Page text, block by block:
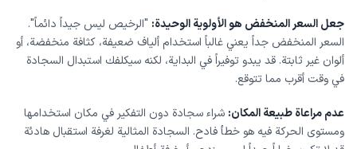
جعل السعر المنخفض هو الأولوية الوحيدة: "الرخيص ليس جيداً دائماً".
السعر المنخفض جداً يعني غالباً استخدام ألياف ضعيفة، كثافة منخفضة، أو
ألوان غير ثابتة. قد يبدو توفيراً في البداية، لكنه سيكلفك استبدال السجادة
في وقت أقرب مما تتوقع.
عدم مراعاة طبيعة المكان: شراء سجادة دون التفكير في مكان استخدامها
ومستوى الحركة فيه هو خطأ فادح. السجادة المثالية لغرفة استقبال هادئة